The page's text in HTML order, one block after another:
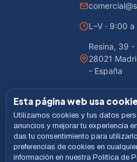
L–V · 9:00
Resina, 39
28021
- España
© 2026 Sofycon · Todos
Desarrollado por
Esta página web usa
Utilizamos cookies y tus datos
anuncios y mejorar tu experiencia
das tu consentimiento para
preferencias de cookies en
información en nuestra Política de